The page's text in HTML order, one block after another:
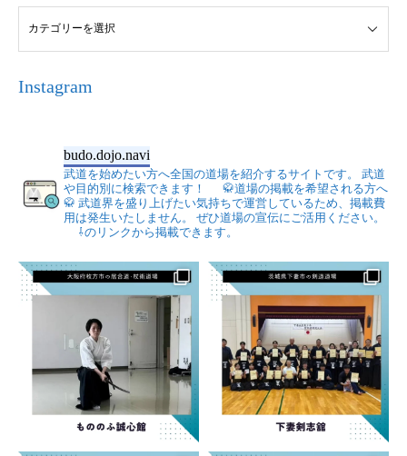
Instagram
budo.dojo.navi
武道を始めたい方へ全国の道場を紹介するサイトです。
武道
や目的別に検索できます！
🥋道場の掲載を希望される方へ
🥋 武道界を盛り上げたい気持ちで運営しているため、掲載費
用は発生いたしません。
ぜひ道場の宣伝にご活用ください。
⇩のリンクから掲載できます。